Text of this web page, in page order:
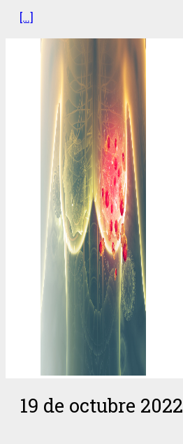
[…]
19 de octubre 2022